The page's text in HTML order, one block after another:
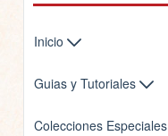
Inicio
Guias y Tutoriales
Colecciones Especiales